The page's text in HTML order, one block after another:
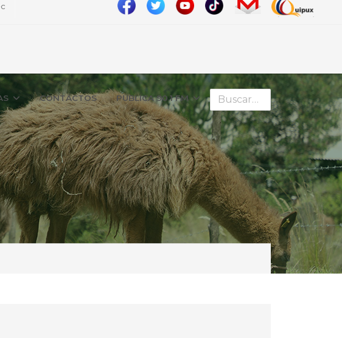
CONTÁCTOS PUBLICA 90.1 FM Buscar